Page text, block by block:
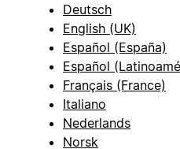
Deutsch
English (UK)
Español (España)
Español
Français (France)
Italiano
Nederlands
Norsk